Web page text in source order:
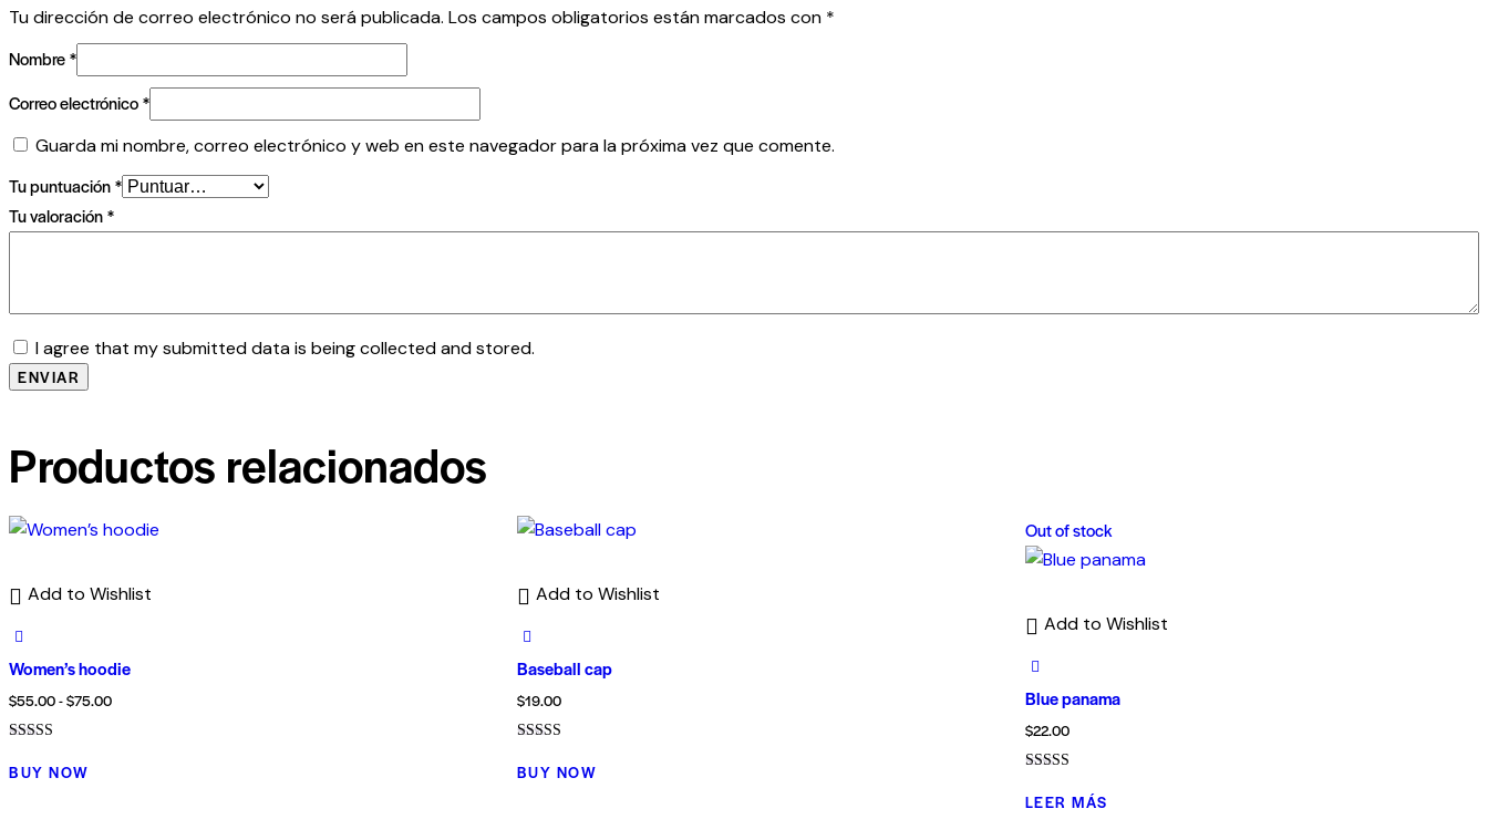
Tu dirección de correo electrónico no será publicada. Los campos obligatorios están marcados con *
Nombre*
Correo electrónico*
Guarda mi nombre, correo electrónico y web en este navegador para la próxima vez que comente.
Tu puntuación*
Tu valoración*
I agree that my submitted data is being collected and stored.
Productos relacionados
Add to Wishlist
Women’s hoodie
$55.00-$75.00Rango
5.00
de 5
BUY NOW
Add to Wishlist
Baseball cap
$19.00
5.00
de 5
BUY NOW
Out of stock
Add to Wishlist
Blue panama
$22.00
con
4.00
LEER MÁS